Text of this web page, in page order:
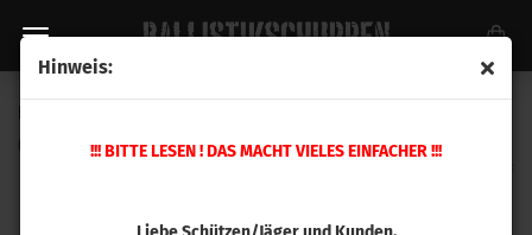
Hinweis:
!!! BITTE LESEN ! DAS MACHT VIELES EINFACHER !!!
B223)